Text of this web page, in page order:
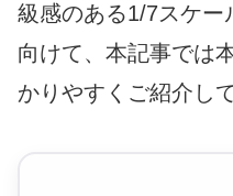
級感のある1/7スケー
向けて、本記事では
かりやすくご紹介し